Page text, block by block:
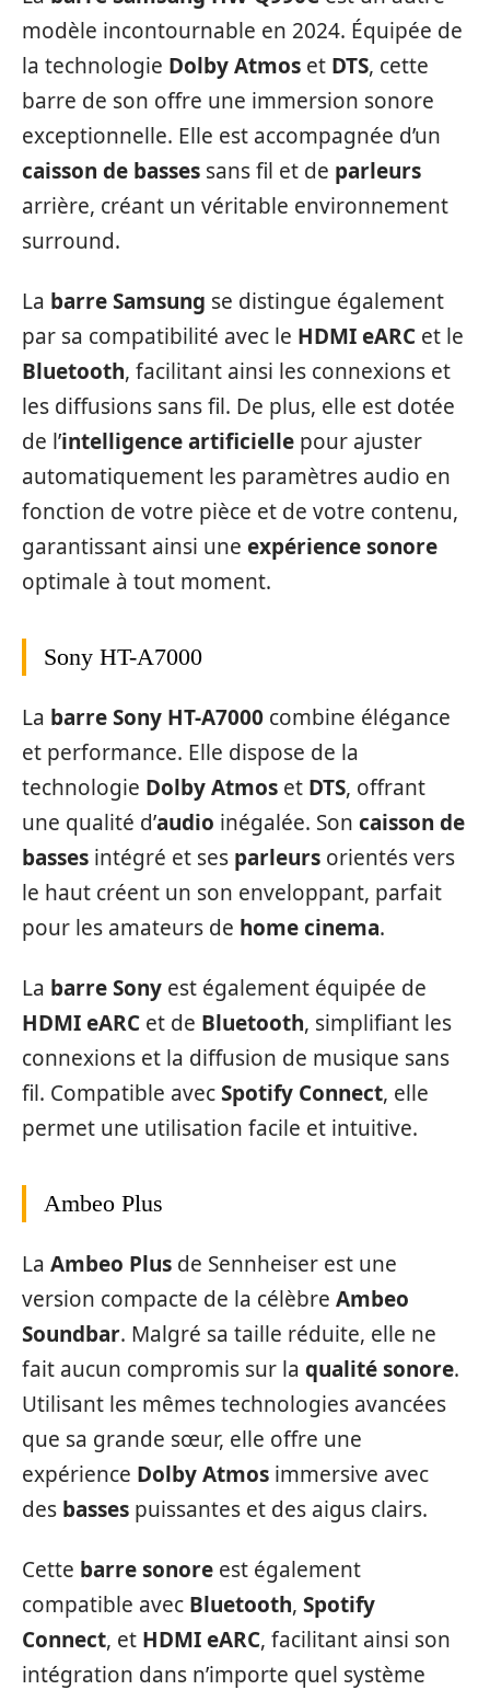
modèle incontournable en 2024. Équipée de
la technologie Dolby Atmos et DTS, cette
barre de son offre une immersion sonore
exceptionnelle. Elle est accompagnée d’un
caisson de basses sans fil et de parleurs
arrière, créant un véritable environnement
surround.
La barre Samsung se distingue également
par sa compatibilité avec le HDMI eARC et le
Bluetooth, facilitant ainsi les connexions et
les diffusions sans fil. De plus, elle est dotée
de l’intelligence artificielle pour ajuster
automatiquement les paramètres audio en
fonction de votre pièce et de votre contenu,
garantissant ainsi une expérience sonore
optimale à tout moment.
Sony HT-A7000
La barre Sony HT-A7000 combine élégance
et performance. Elle dispose de la
technologie Dolby Atmos et DTS, offrant
une qualité d’audio inégalée. Son caisson de
basses intégré et ses parleurs orientés vers
le haut créent un son enveloppant, parfait
pour les amateurs de home cinema.
La barre Sony est également équipée de
HDMI eARC et de Bluetooth, simplifiant les
connexions et la diffusion de musique sans
fil. Compatible avecSpotify Connect, elle
permet une utilisation facile et intuitive.
Ambeo Plus
La Ambeo Plus de Sennheiser est une
version compacte de la célèbre Ambeo
Soundbar. Malgré sa taille réduite, elle ne
fait aucun compromis sur la qualité sonore.
Utilisant les mêmes technologies avancées
que sa grande sœur, elle offre une
expérience Dolby Atmos immersive avec
des basses puissantes et des aigus clairs.
Cette barre sonore est également
compatible avec Bluetooth, Spotify
Connect, et HDMI eARC, facilitant ainsi son
intégration dans n’importe quel système